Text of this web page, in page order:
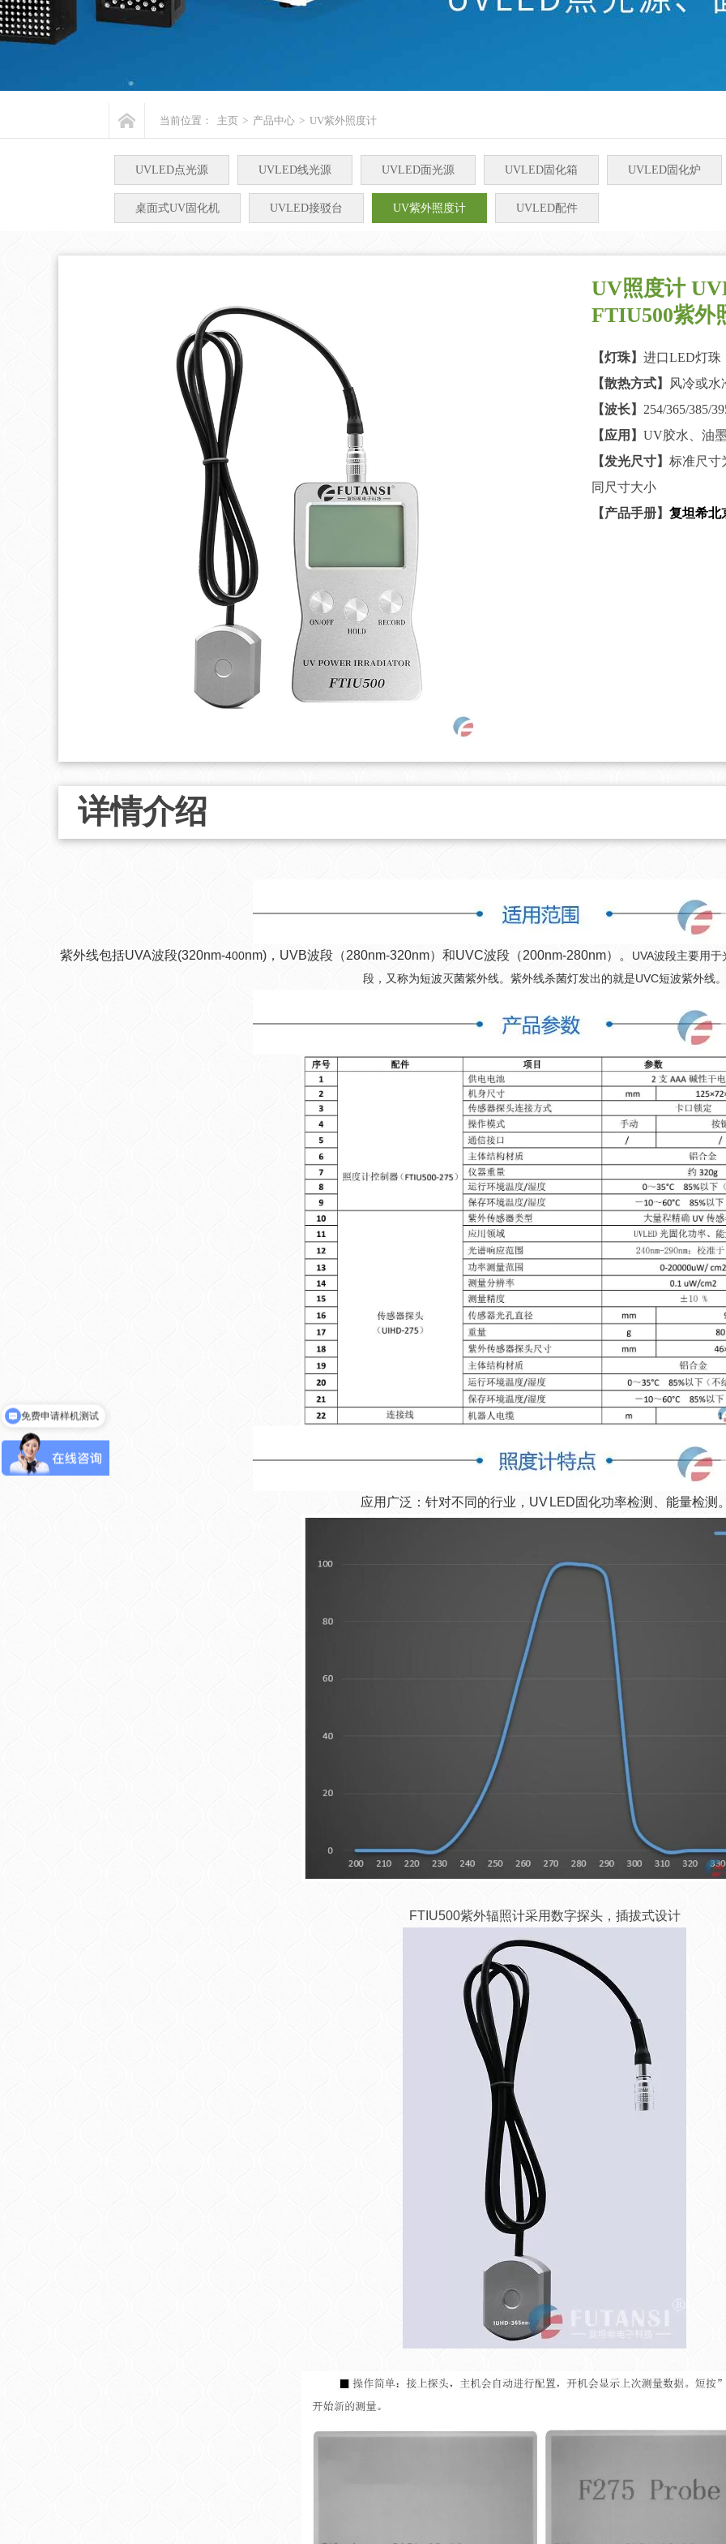
当前位置： 主页 > 产品中心 > UV紫外照度计
UVLED点光源 UVLED线光源 UVLED面光源 UVLED固化箱 UVLED固化炉
桌面式UV固化机 UVLED接驳台 UV紫外照度计 UVLED配件
UV照度计
FTIU500紫外
【灯珠】 进口LED灯珠
【散热方式】
风冷或水
【波长】 254/365/385/
【应用】 UV胶水、油
【发光尺寸】 标准尺寸
同尺寸大小
【产品手册】 复坦希北
详情介绍
紫外线包括UVA波段(320nm-400nm)，UVB波段（280nm-320nm）和UVC波段（200nm-280nm）。 UVA波段主要用于
段，又称为短波灭菌紫外线。紫外线杀菌灯发出的就是UVC短波紫外线。
应用广泛：针对不同的行业，UV LED固化功率检测、能量检测
FTIU500紫外辐照计采用数字探头，插拔式设计
获取产品选型资料